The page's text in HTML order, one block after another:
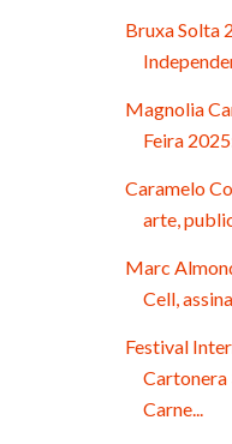
Bruxa Solta
Magnolia
Feira
Caramelo
arte,
Marc
Cell,
Festival
Carne...